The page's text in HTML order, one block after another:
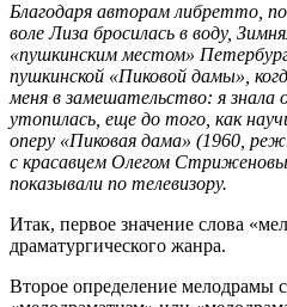
Благодаря авторам либретто,
воле Лиза бросилась в воду,
«пушкинским местом»
пушкинской «Пиковой дамы»,
меня в замешательство: я
утопилась, еще до того, как
оперу «Пиковая дама» (1960,
с красавцем Олегом
показывали по телевизору.
Итак, первое значение слова
драматургического жанра.
Второе определение мелодрамы